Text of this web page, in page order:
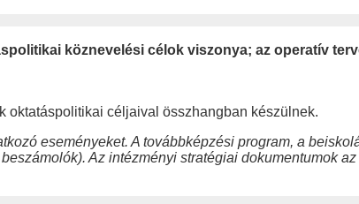
köznevelési célok viszonya; az operatív
oktatáspolitikai céljaival összhangban készülnek.
eseményeket. A továbbképzési program, a
Az intézményi stratégiai dokumentumok